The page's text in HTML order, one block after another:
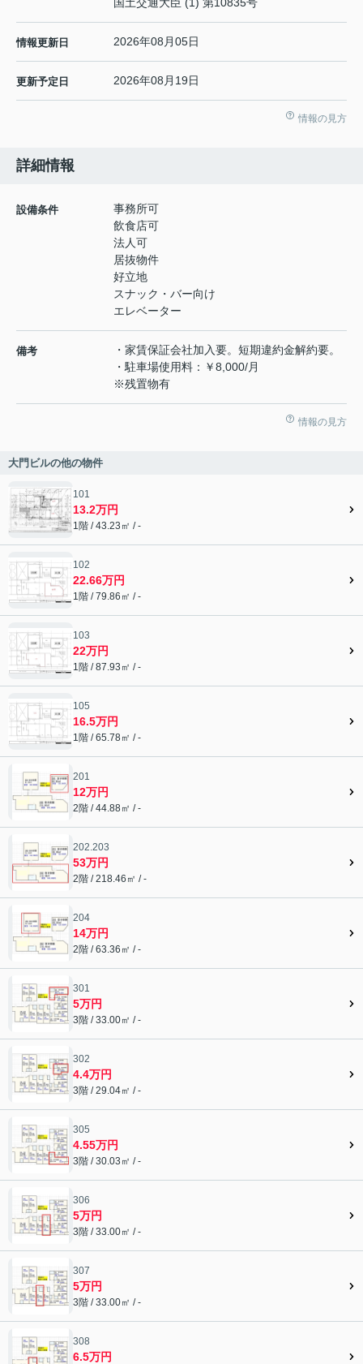
情報更新日 2026年08月05日
更新予定日 2026年08月19日
情報の見方
詳細情報
設備条件
事務所可
飲食店可
法人可
居抜物件
好立地
スナック・バー向け
エレベーター
備考
・家賃保証会社加入要。短期違約金解約要。
・駐車場使用料：￥8,000/月
※残置物有
情報の見方
大門ビルの他の物件
101
13.2万円
1階 / 43.23㎡ / -
102
22.66万円
1階 / 79.86㎡ / -
103
22万円
1階 / 87.93㎡ / -
105
16.5万円
1階 / 65.78㎡ / -
201
12万円
2階 / 44.88㎡ / -
202.203
53万円
2階 / 218.46㎡ / -
204
14万円
2階 / 63.36㎡ / -
301
5万円
3階 / 33.00㎡ / -
302
4.4万円
3階 / 29.04㎡ / -
305
4.55万円
3階 / 30.03㎡ / -
306
5万円
3階 / 33.00㎡ / -
307
5万円
3階 / 33.00㎡ / -
308
6.5万円